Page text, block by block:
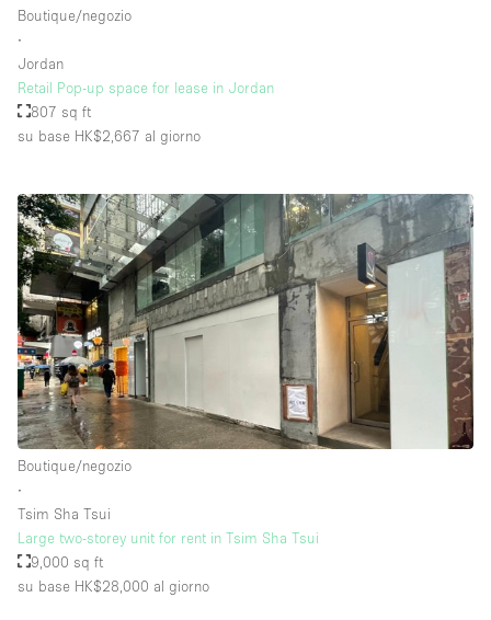
Boutique/negozio
∙
Jordan
Retail Pop-up space for lease in Jordan
807 sq ft
su base HK$2,667 al giorno
Boutique/negozio
∙
Tsim Sha Tsui
Large two-storey unit for rent in Tsim Sha Tsui
9,000 sq ft
su base HK$28,000 al giorno